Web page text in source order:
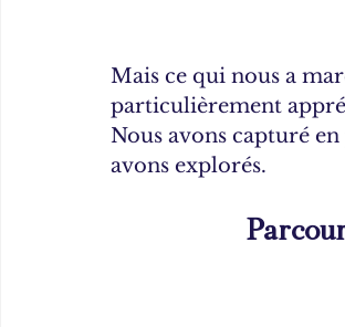
Mais ce qui nous a
particulièrement
Nous avons capturé
avons explorés.